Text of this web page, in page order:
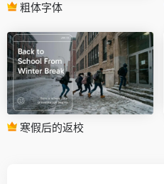
粗体字体
寒假后的返校